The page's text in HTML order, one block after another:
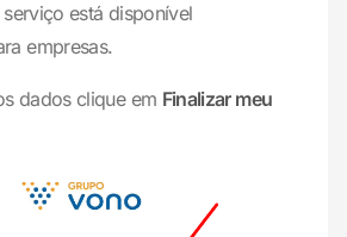
está disponível
empresas.
dados clique em Finalizar meu